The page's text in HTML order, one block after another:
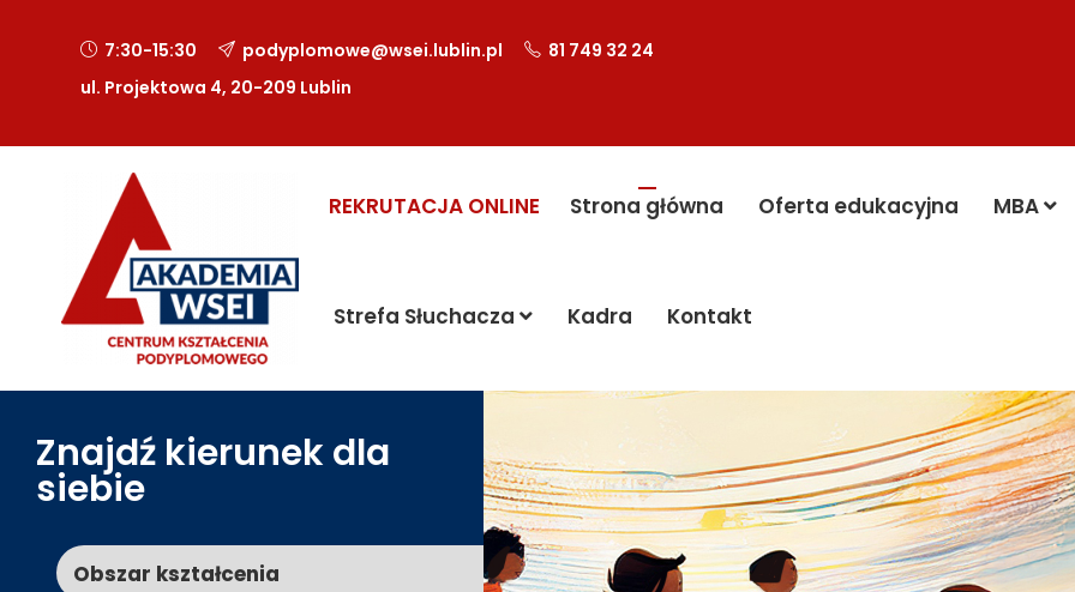
7:30-15:30 podyplomowe@wsei.lublin.pl
81 749 32 24
ul. Projektowa 4, 20-209 Lublin
REKRUTACJA ONLINE Strona główna Oferta edukacyjna MBA
Strefa Słuchacza Kadra Kontakt
Znajdź kierunek dla
siebie